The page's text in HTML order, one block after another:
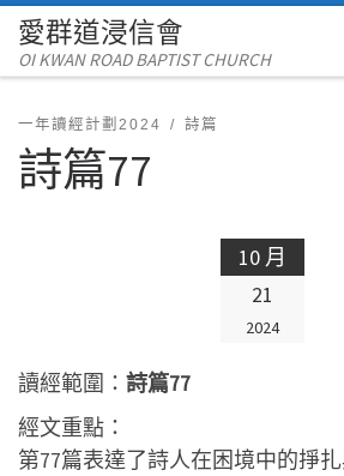
Skip to content
愛群道浸信會
OI KWAN ROAD BAPTIST CHURCH
一年讀經計劃2024 詩篇
詩篇77
10 月
21
2024
讀經範圍： 詩篇77
經文重點：
第77篇表達了詩人在困境中的掙